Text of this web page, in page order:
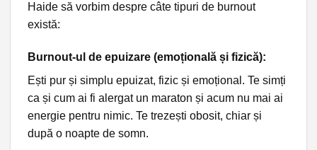
Haide să vorbim despre câte tipuri de burnout
există:
Burnout-ul de epuizare (emoțională și fizică):
Ești pur și simplu epuizat, fizic și emoțional. Te simți
ca și cum ai fi alergat un maraton și acum nu mai ai
energie pentru nimic. Te trezești obosit, chiar și
după o noapte de somn.